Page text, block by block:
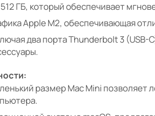
ГБ, который обеспечивает
Apple M2, обеспечивающая
два порта Thunderbolt 3 (USB-
размер Mac Mini позволяет